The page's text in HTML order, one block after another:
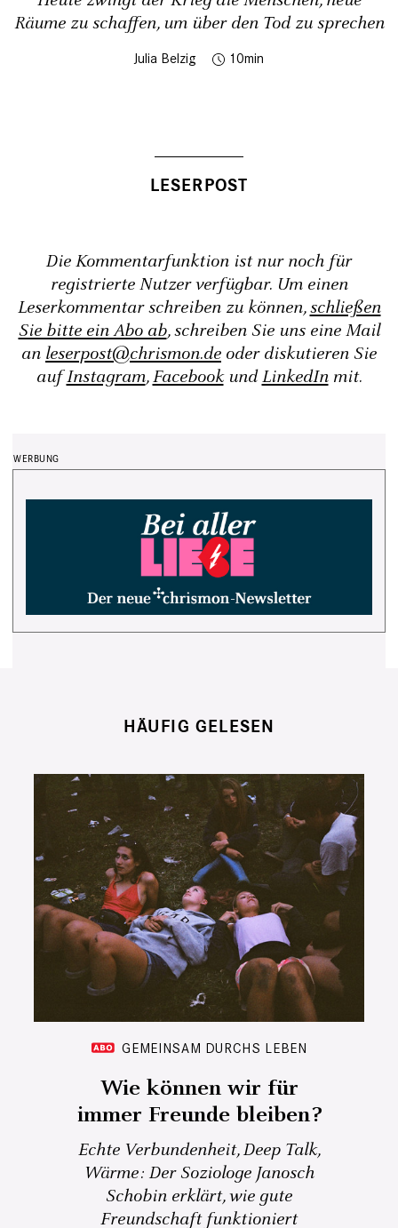
Räume zu schaffen, um über den Tod zu sprechen
Julia Belzig 10
Die Kommentarfunktion ist nur noch für
registrierte Nutzer verfügbar. Um einen
Leserkommentar schreiben zu können,schließen
Sie bitte ein Abo ab, schreiben Sie uns eine Mail
an leserpost@chrismon.de oder diskutieren Sie
aufInstagram,FacebookundLinkedInmit.
HÄUFIG GELESEN
GEMEINSAM DURCHS LEBEN
Wie können wir für
immer Freunde bleiben?
Echte Verbundenheit, Deep Talk,
Wärme: Der Soziologe Janosch
Schobin erklärt, wie gute
Freundschaft funktioniert